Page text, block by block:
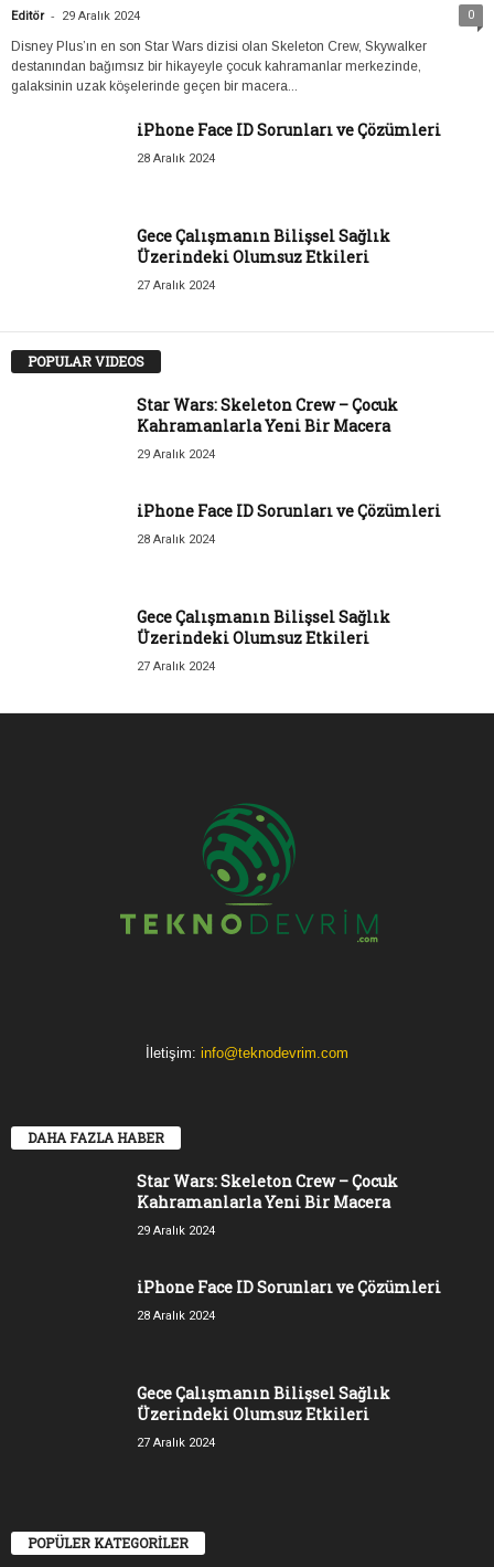
Editör - 29 Aralık 2024 0
Disney Plus’ın en son Star Wars dizisi olan Skeleton Crew, Skywalker
destanından bağımsız bir hikayeyle çocuk kahramanlar merkezinde,
galaksinin uzak köşelerinde geçen bir macera...
iPhone Face ID Sorunları ve Çözümleri
28 Aralık 2024
Gece Çalışmanın Bilişsel Sağlık
Üzerindeki Olumsuz Etkileri
27 Aralık 2024
POPULAR VIDEOS
Star Wars: Skeleton Crew – Çocuk
Kahramanlarla Yeni Bir Macera
29 Aralık 2024
iPhone Face ID Sorunları ve Çözümleri
28 Aralık 2024
Gece Çalışmanın Bilişsel Sağlık
Üzerindeki Olumsuz Etkileri
27 Aralık 2024
İletişim: info@teknodevrim.com
DAHA FAZLA HABER
Star Wars: Skeleton Crew – Çocuk
Kahramanlarla Yeni Bir Macera
29 Aralık 2024
iPhone Face ID Sorunları ve Çözümleri
28 Aralık 2024
Gece Çalışmanın Bilişsel Sağlık
Üzerindeki Olumsuz Etkileri
27 Aralık 2024
POPÜLER KATEGORİLER